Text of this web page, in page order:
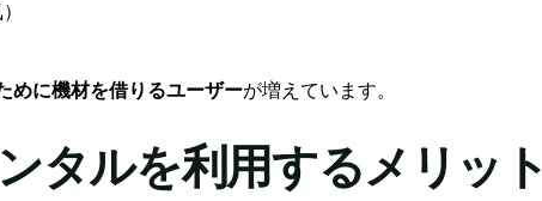
めに機材を借りるユーザーが増えています。
タルを利用するメリット